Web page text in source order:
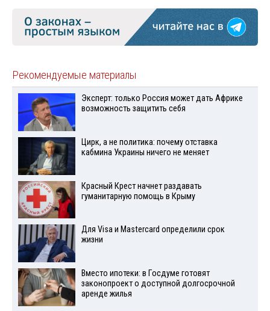
Рекомендуемые материалы
Эксперт: только Россия может дать Африке
возможность защитить себя
Цирк, а не политика: почему отставка
кабмина Украины ничего не меняет
Красный Крест начнет раздавать
гуманитарную помощь в Крыму
Для Visа и Mastercard определили срок
жизни
Вместо ипотеки: в Госдуме готовят
законопроект о доступной долгосрочной
аренде жилья